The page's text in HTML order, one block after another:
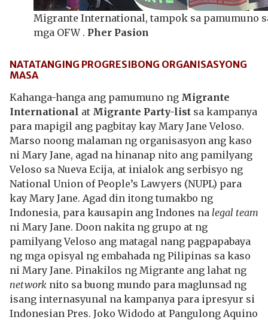
Migrante International, tampok sa pamumuno
mga OFW . Pher Pasion
NATATANGING PROGRESIBONG ORGANISASYONG
MASA
Kahanga-hanga ang pamumuno ng Migrante
International at Migrante Party-list sa kampanya
para mapigil ang pagbitay kay Mary Jane Veloso.
Marso noong malaman ng organisasyon ang kaso
ni Mary Jane, agad na hinanap nito ang pamilyang
Veloso sa Nueva Ecija, at inialok ang serbisyo ng
National Union of People’s Lawyers (NUPL) para
kay Mary Jane. Agad din itong tumakbo ng
Indonesia, para kausapin ang Indones na legal team
ni Mary Jane. Doon nakita ng grupo at ng
pamilyang Veloso ang matagal nang pagpapabaya
ng mga opisyal ng embahada ng Pilipinas sa kaso
ni Mary Jane. Pinakilos ng Migrante ang lahat ng
network nito sa buong mundo para maglunsad ng
isang internasyunal na kampanya para ipresyur si
Indonesian Pres. Joko Widodo at Pangulong Aquino